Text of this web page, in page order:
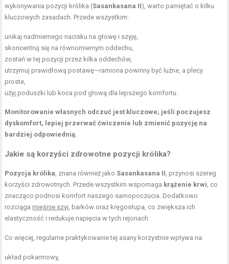
wykonywania pozycji królika (Sasankasana II), warto pamiętać o kilku
kluczowych zasadach. Przede wszystkim:
unikaj nadmiernego nacisku na głowę i szyję,
skoncentruj się na równomiernym oddechu,
zostań w tej pozycji przez kilka oddechów,
utrzymuj prawidłową postawę—ramiona powinny być luźne, a plecy
proste,
użyj poduszki lub koca pod głową dla lepszego komfortu.
Monitorowanie własnych odczuć jest kluczowe; jeśli poczujesz
dyskomfort, lepiej przerwać ćwiczenie lub zmienić pozycję na
bardziej odpowiednią.
Jakie są korzyści zdrowotne pozycji królika?
Pozycja królika, znana również jako Sasankasana II, przynosi szereg
korzyści zdrowotnych. Przede wszystkim wspomaga krążenie krwi, co
znacząco podnosi komfort naszego samopoczucia. Dodatkowo
rozciąga mięśnie szyi, barków oraz kręgosłupa, co zwiększa ich
elastyczność i redukuje napięcia w tych rejonach.
Co więcej, regularne praktykowanie tej asany korzystnie wpływa na:
układ pokarmowy,